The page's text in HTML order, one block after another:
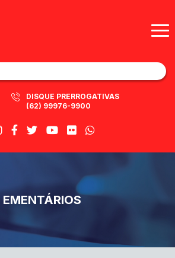
DISQUE PRERROGATIVAS
(62) 99976-9900
EMENTÁRIOS